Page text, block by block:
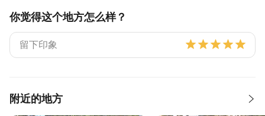
你觉得这个地方怎么样？
附近的地方